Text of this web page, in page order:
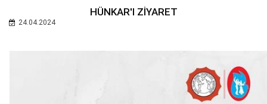
HÜNKAR'I ZİYARET
24.04.2024